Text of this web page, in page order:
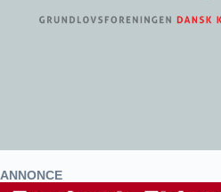
ANNONCE